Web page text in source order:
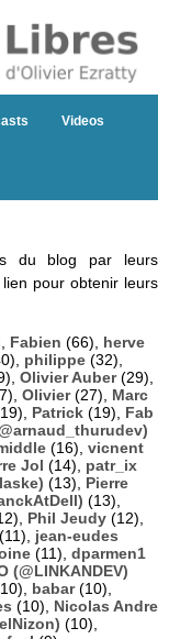
Videos
du blog par leurs
pour obtenir leurs
Fabien (66), herve
philippe (32),
Olivier Auber(29),
Olivier(27), Marc
Patrick (19), Fab
(16), vicnent
Jol (14), patr_ix
(13), Pierre
(13),
Phil Jeudy (12),
(11), jean-eudes
(11), dparmen1
(@LINKANDEV)
babar(10),
(10), Nicolas Andre
(10),